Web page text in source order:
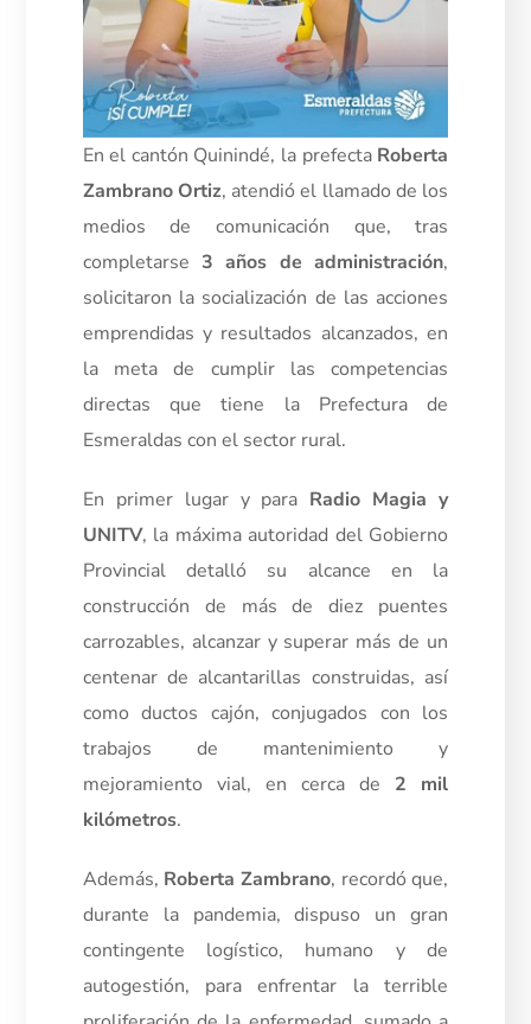
En el cantón Quinindé, la prefecta Roberta
Zambrano Ortiz, atendió el llamado de los
medios de comunicación que, tras
completarse3 años de administración,
solicitaron la socialización de las acciones
emprendidas y resultados alcanzados, en
la meta de cumplir las competencias
directas que tiene la Prefectura de
Esmeraldas con el sector rural.
En primer lugar y para Radio Magia y
UNITV, la máxima autoridad del Gobierno
Provincial detalló su alcance en la
construcción de más de diez puentes
carrozables, alcanzar y superar más de un
centenar de alcantarillas construidas, así
como ductos cajón, conjugados con los
trabajos de mantenimiento y
mejoramiento vial, en cerca de 2 mil
kilómetros.
Además, Roberta Zambrano, recordó que,
durante la pandemia, dispuso un gran
contingente logístico, humano y de
autogestión, para enfrentar la terrible